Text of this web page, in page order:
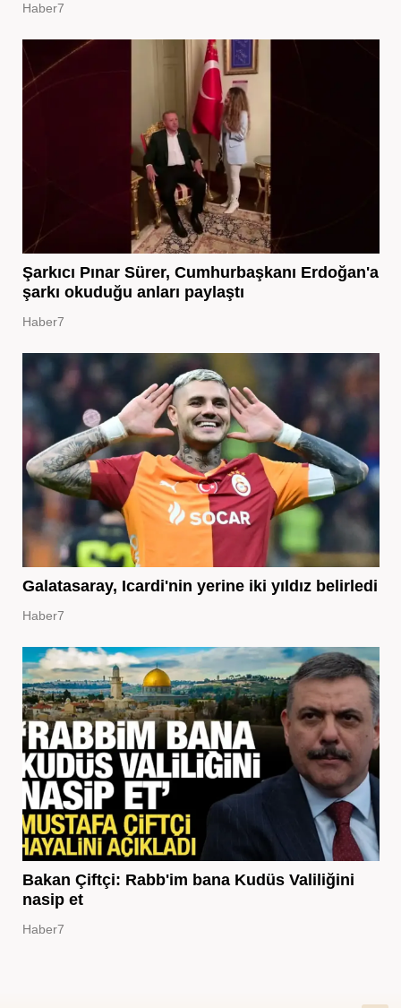
Haber7
Şarkıcı Pınar Sürer, Cumhurbaşkanı Erdoğan'a
şarkı okuduğu anları paylaştı
Haber7
Galatasaray, Icardi'nin yerine iki yıldız belirledi
Haber7
Bakan Çiftçi: Rabb'im bana Kudüs Valiliğini
nasip et
Haber7